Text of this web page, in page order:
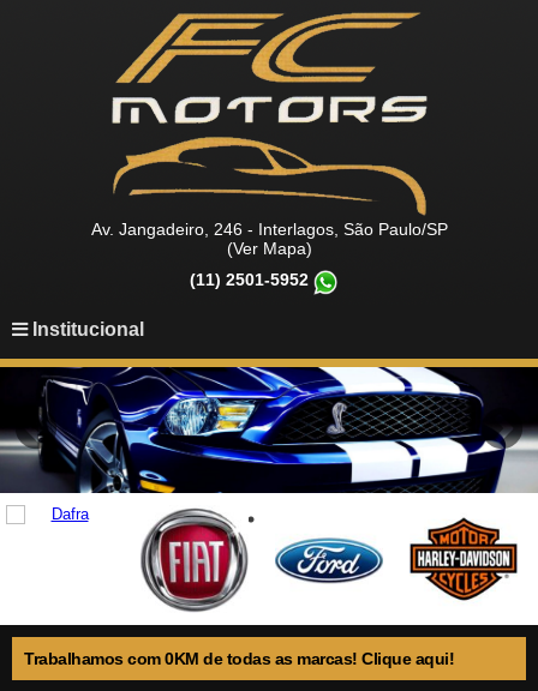
Av. Jangadeiro, 246 - Interlagos, São Paulo/SP
(Ver Mapa)
(11) 2501-5952
Institucional
Trabalhamos com 0KM de todas as marcas! Clique aqui!